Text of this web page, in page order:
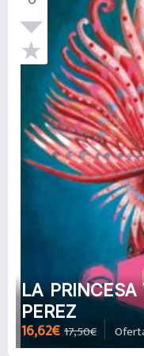
LA
PEREZ
16,62€ 17,50€